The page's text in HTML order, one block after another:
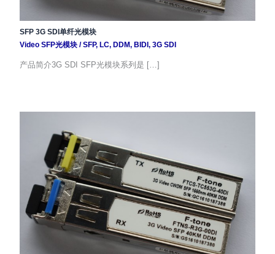
SFP 3G SDI单纤光模块
Video SFP光模块/SFP, LC, DDM, BIDI , 3G SDI
产品简介3G SDI SFP光模块系列是 […]